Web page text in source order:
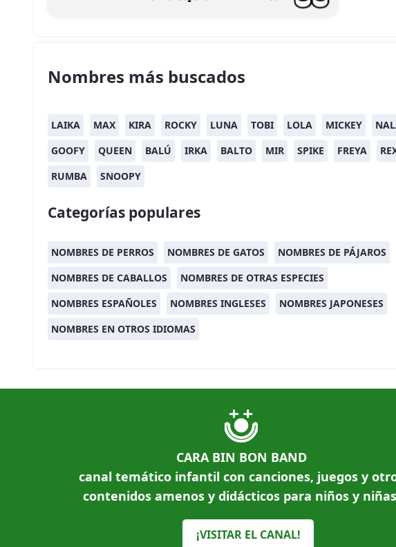
Nombres más buscados
LAIKA MAX KIRA ROCKY LUNA TOBI LOLA MICKEY
GOOFY
QUEEN BALÚ IRKA BALTO MIR SPIKE FREYA
RUMBA
SNOOPY
Categorías populares
NOMBRES DE PERROS NOMBRES DE GATOS
NOMBRES DE PÁJAROS
NOMBRES DE CABALLOS
NOMBRES DE OTRAS ESPECIES
NOMBRES ESPAÑOLES
NOMBRES INGLESES
NOMBRES JAPONESES
NOMBRES EN OTROS IDIOMAS
CARA BIN BON BAND
canal temático infantil con canciones, juegos y
contenidos amenos y didácticos para niños y
¡VISITAR EL CANAL!